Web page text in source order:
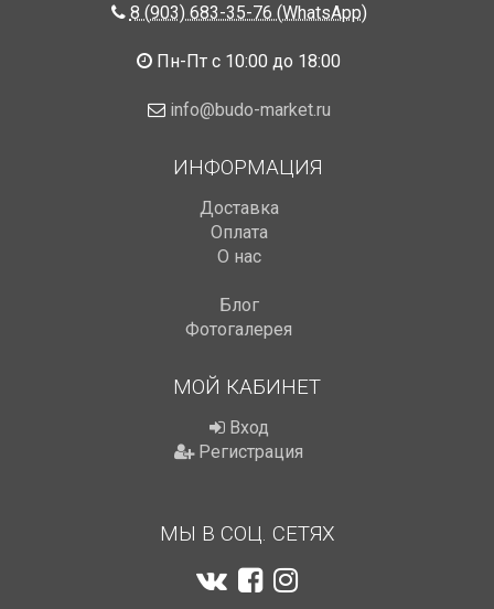
8 (903) 683-35-76 (WhatsApp)
Пн-Пт с 10:00 до 18:00
info@budo-market.ru
ИНФОРМАЦИЯ
Доставка
Оплата
О нас
Блог
Фотогалерея
МОЙ КАБИНЕТ
Вход
Регистрация
МЫ В СОЦ. СЕТЯХ